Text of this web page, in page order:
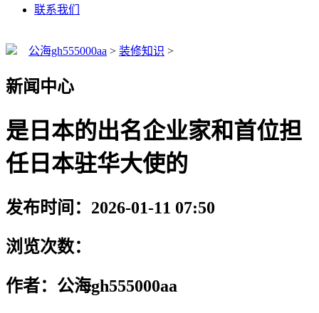
联系我们
公海gh555000aa > 装修知识 >
新闻中心
是日本的出名企业家和首位担
任日本驻华大使的
发布时间：2026-01-11 07:50
浏览次数：
作者：公海gh555000aa